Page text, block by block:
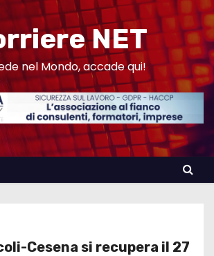
NET
nel Mondo, accade qui!
Cesena si recupera il 27